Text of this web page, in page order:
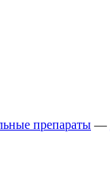
препараты —